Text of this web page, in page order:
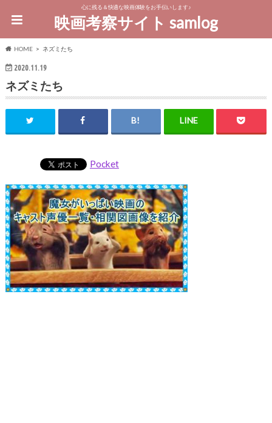
心に残る＆快適な映画体験をお手伝いします♪
映画考察サイト samlog
HOME ネズミたち
2020.11.19
ネズミたち
Pocket